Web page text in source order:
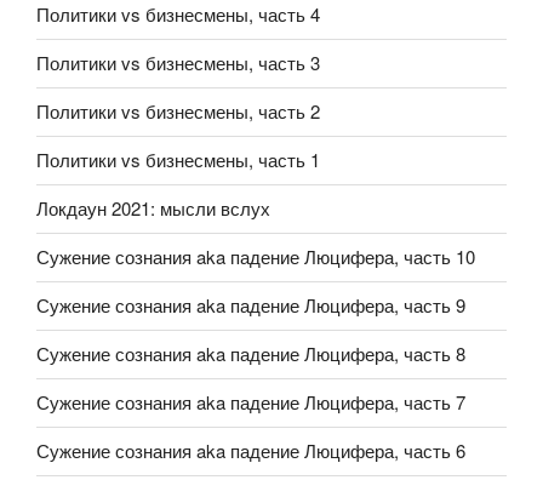
Политики vs бизнесмены, часть 4
Политики vs бизнесмены, часть 3
Политики vs бизнесмены, часть 2
Политики vs бизнесмены, часть 1
Локдаун 2021: мысли вслух
Сужение сознания aka падение Люцифера, часть 10
Сужение сознания aka падение Люцифера, часть 9
Сужение сознания aka падение Люцифера, часть 8
Сужение сознания aka падение Люцифера, часть 7
Сужение сознания aka падение Люцифера, часть 6